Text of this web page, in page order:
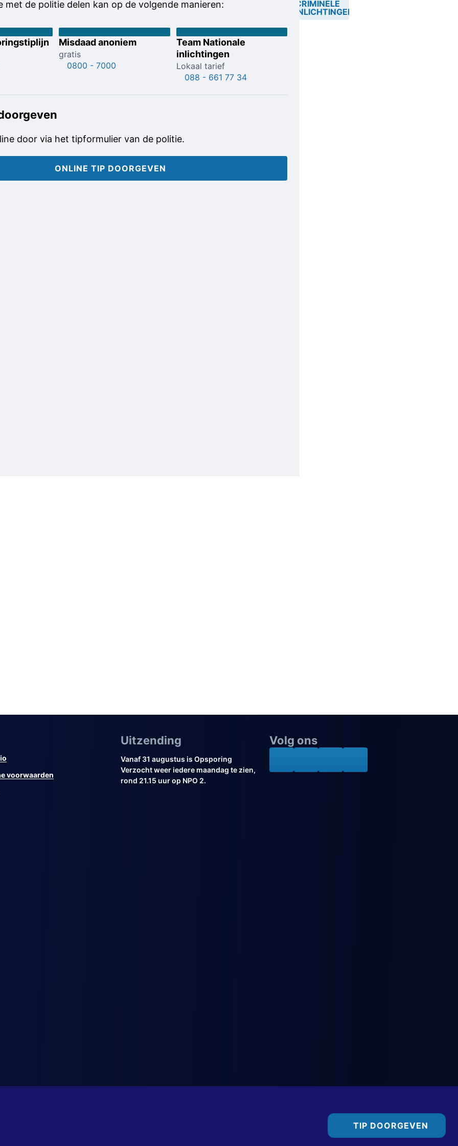
doorgeven
politie;
wat past
bij jouw
met de politie delen kan op de volgende manieren:
Misdaad anoniem
gratis
0800 - 7000
Team Nationale
inlichtingen
Lokaal tarief
088 - 661 77 34
door via het tipformulier van de politie.
ONLINE TIP DOORGEVEN
TIP DOORGEVEN
CRIMINELE
INLICHTINGEN
voorwaarden
Uitzending
Vanaf 31 augustus is Opsporing
Verzocht weer iedere maandag te zien,
rond 21.15 uur op NPO 2.
Volg ons